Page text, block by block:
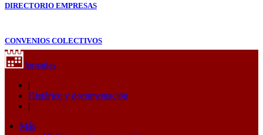
DIRECTORIO EMPRESAS
CONVENIOS COLECTIVOS
Jornadas
|
Histórico y documentación
|
Más